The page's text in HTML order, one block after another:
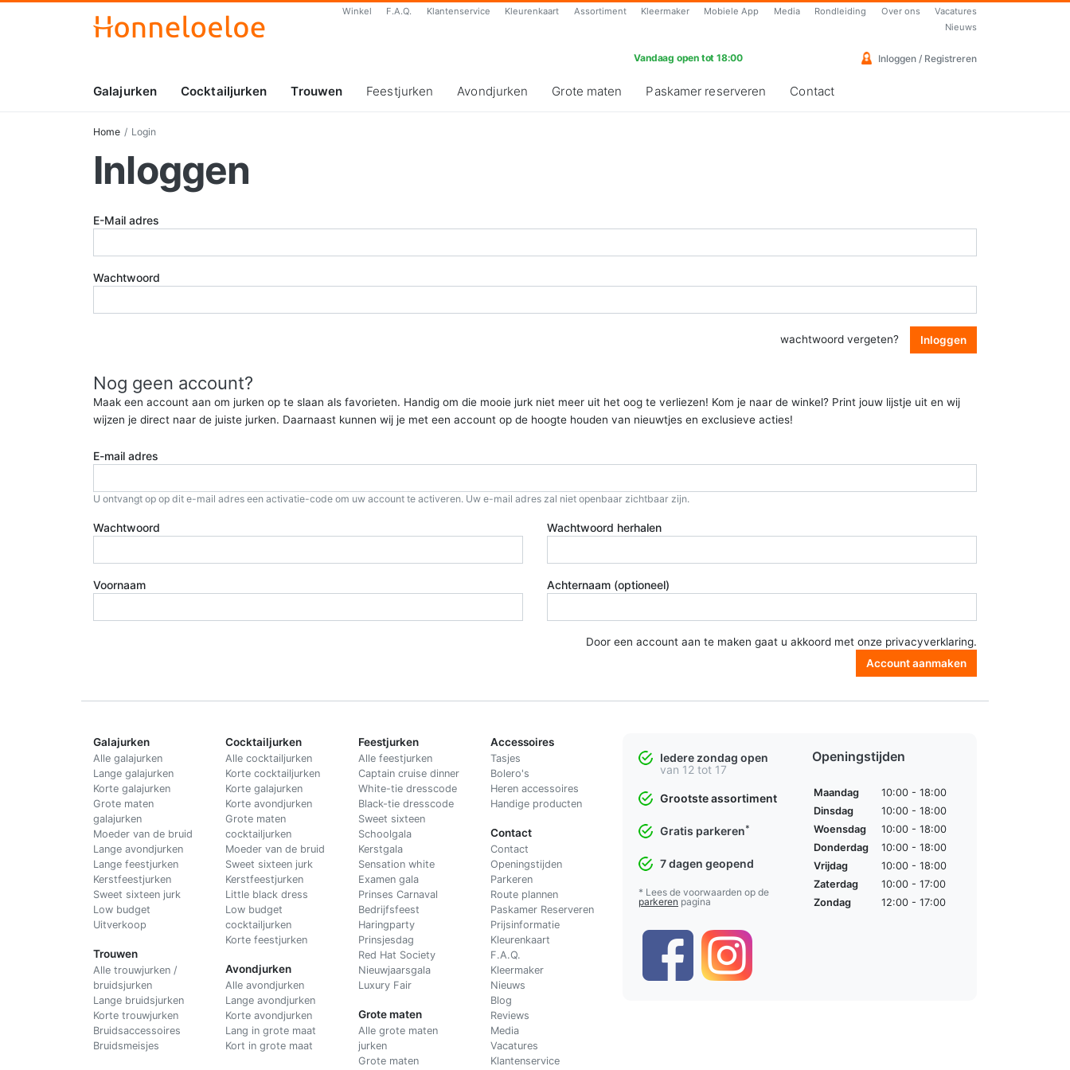
Winkel F.A.Q. Klantenservice Kleurenkaart Assortiment Kleermaker Mobiele App Media Rondleiding Over ons
Vacatures
Nieuws
Vandaag open tot 18:00 Inloggen / Registreren
Galajurken Cocktailjurken Trouwen Feestjurken Avondjurken Grote maten Paskamer reserveren Contact
Home Login
Inloggen
E-Mail adres
Wachtwoord
wachtwoord vergeten? Inloggen
Nog geen account?
Maak een account aan om jurken op te slaan als favorieten. Handig om die mooie jurk niet meer uit het oog te verliezen! Kom je naar de winkel? Print jouw lijstje uit en wij
wijzen je direct naar de juiste jurken. Daarnaast kunnen wij je met een account op de hoogte houden van nieuwtjes en exclusieve acties!
E-mail adres
U ontvangt op op dit e-mail adres een activatie-code om uw account te activeren. Uw e-mail adres zal niet openbaar zichtbaar zijn.
Wachtwoord Wachtwoord herhalen
Voornaam Achternaam (optioneel)
Door een account aan te maken gaat u akkoord met onze privacyverklaring.
Account aanmaken
Galajurken
Alle galajurken
Lange galajurken
Korte galajurken
Grote maten
galajurken
Moeder van de bruid
Lange avondjurken
Lange feestjurken
Kerstfeestjurken
Sweet sixteen jurk
Low budget
Uitverkoop
Trouwen
Alle trouwjurken /
bruidsjurken
Lange bruidsjurken
Korte trouwjurken
Bruidsaccessoires
Bruidsmeisjes
Cocktailjurken
Alle cocktailjurken
Korte cocktailjurken
Korte galajurken
Korte avondjurken
Grote maten
cocktailjurken
Moeder van de bruid
Sweet sixteen jurk
Kerstfeestjurken
Little black dress
Low budget
cocktailjurken
Korte feestjurken
Avondjurken
Alle avondjurken
Lange avondjurken
Korte avondjurken
Lang in grote maat
Kort in grote maat
Feestjurken
Alle feestjurken
Captain cruise dinner
White-tie dresscode
Black-tie dresscode
Sweet sixteen
Schoolgala
Kerstgala
Sensation white
Examen gala
Prinses Carnaval
Bedrijfsfeest
Haringparty
Prinsjesdag
Red Hat Society
Nieuwjaarsgala
Luxury Fair
Grote maten
Alle grote maten
jurken
Grote maten
Accessoires
Tasjes
Bolero's
Heren accessoires
Handige producten
Contact
Contact
Openingstijden
Parkeren
Route plannen
Paskamer Reserveren
Prijsinformatie
Kleurenkaart
F.A.Q.
Kleermaker
Nieuws
Blog
Reviews
Media
Vacatures
Klantenservice
Iedere zondag open
van 12 tot 17
Grootste assortiment
Gratis parkeren*
7 dagen geopend
* Lees de voorwaarden op de
parkeren pagina
Openingstijden
Maandag
10:00 - 18:00
Dinsdag
10:00 - 18:00
Woensdag
10:00 - 18:00
Donderdag
10:00 - 18:00
Vrijdag
10:00 - 18:00
Zaterdag
10:00 - 17:00
Zondag
12:00 - 17:00